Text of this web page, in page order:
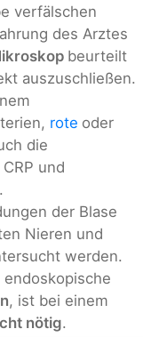
verfälschen
des Arztes
beurteilt
auszuschließen.
rote oder
die
und
der Blase
Nieren und
werden.
, ist bei einem
nötig.